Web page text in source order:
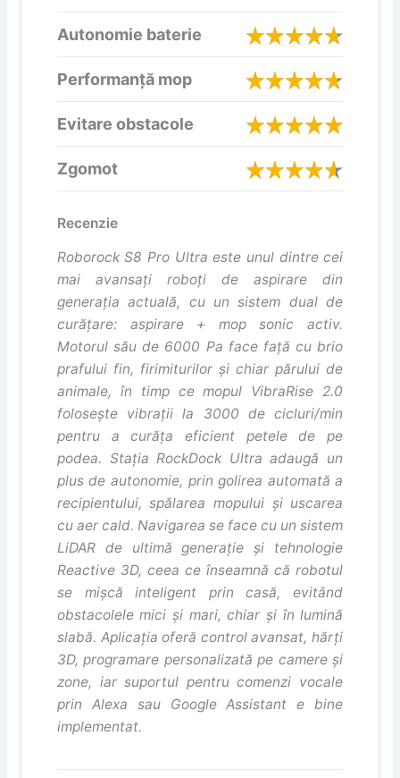
Autonomie baterie
Performanță mop
Evitare obstacole
Zgomot
Recenzie
Roborock S8 Pro Ultra este unul dintre cei
mai avansați roboți de aspirare din
generația actuală, cu un sistem dual de
curățare: aspirare + mop sonic activ.
Motorul său de 6000 Pa face față cu brio
prafului fin, firimiturilor și chiar părului de
animale, în timp ce mopul VibraRise 2.0
folosește vibrații la 3000 de cicluri/min
pentru a curăța eficient petele de pe
podea. Stația RockDock Ultra adaugă un
plus de autonomie, prin golirea automată a
recipientului, spălarea mopului și uscarea
cu aer cald. Navigarea se face cu un sistem
LiDAR de ultimă generație și tehnologie
Reactive 3D, ceea ce înseamnă că robotul
se mișcă inteligent prin casă, evitând
obstacolele mici și mari, chiar și în lumină
slabă. Aplicația oferă control avansat, hărți
3D, programare personalizată pe camere și
zone, iar suportul pentru comenzi vocale
prin Alexa sau Google Assistant e bine
implementat.